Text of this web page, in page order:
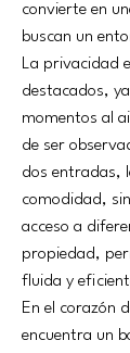
convierte en
buscan un
La privacidad
destacados,
momentos al
de ser
dos entradas,
comodidad,
acceso a
propiedad,
fluida y
En el corazón
encuentra un